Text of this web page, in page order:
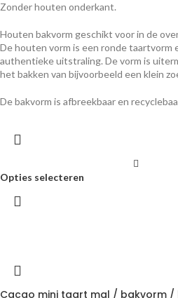
Zonder houten onderkant.
Houten bakvorm geschikt voor in de
De houten vorm is een ronde taartvorm
authentieke uitstraling. De vorm is
het bakken van bijvoorbeeld een klein
De bakvorm is afbreekbaar en
Opties selecteren
Cacao mini taart mal / bakvorm /